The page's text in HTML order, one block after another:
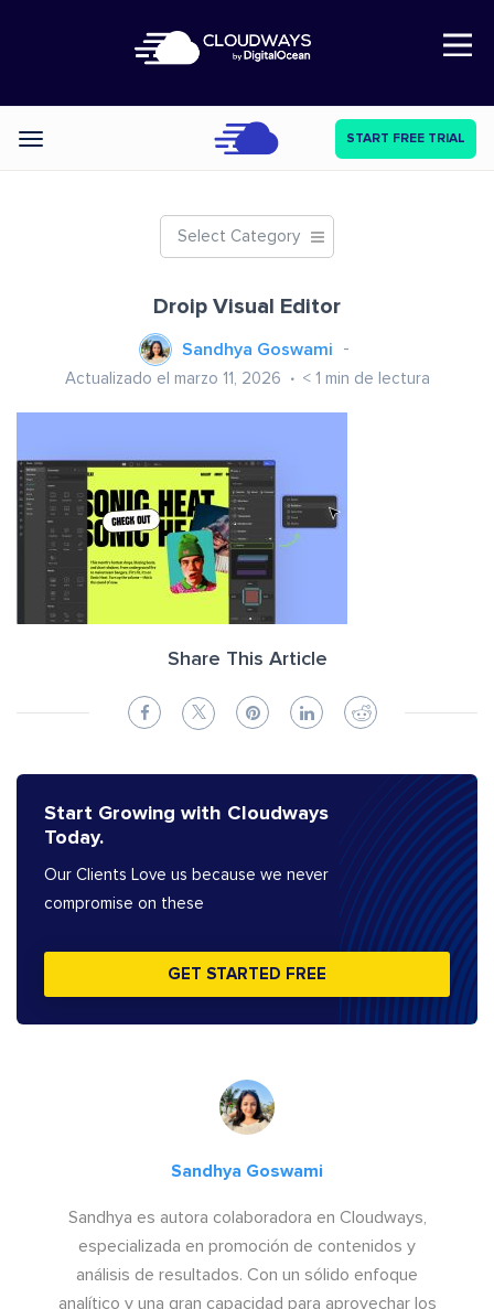
Open Nav
Categories START FREE TRIAL
Select Category
Droip Visual Editor
Sandhya Goswami
Actualizado el marzo 11, 2026 < 1 min de lectura
Share This Article
Start Growing with Cloudways
Today.
Our Clients Love us because we never
compromise on these
GET STARTED FREE
Sandhya Goswami
Sandhya es autora colaboradora en Cloudways,
especializada en promoción de contenidos y
análisis de resultados. Con un sólido enfoque
analítico y una gran capacidad para aprovechar los